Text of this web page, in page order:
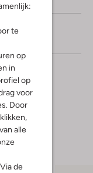
te
op
in
op
voor
Door
alle
de
4/5